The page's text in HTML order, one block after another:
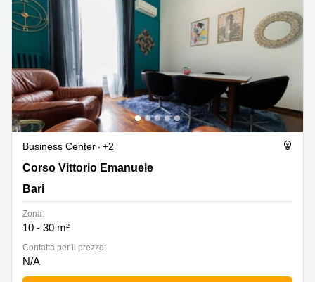
Business Center
+2
Corso Vittorio Emanuele 30, Bari
Corso Vittorio Emanuele
Bari
Zona:
10 - 30 m²
Сontatta per il prezzo:
N/A